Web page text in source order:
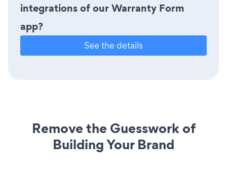
integrations of our Warranty Form
app?
See the details
Remove the Guesswork of
Building Your Brand